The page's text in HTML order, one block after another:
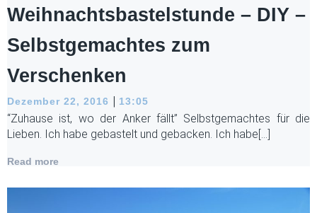
Weihnachtsbastelstunde – DIY –
Selbstgemachtes zum
Verschenken
Dezember 22, 2016 | 13:05
“Zuhause ist, wo der Anker fällt” Selbstgemachtes für die
Lieben. Ich habe gebastelt und gebacken. Ich habe[…]
Read more